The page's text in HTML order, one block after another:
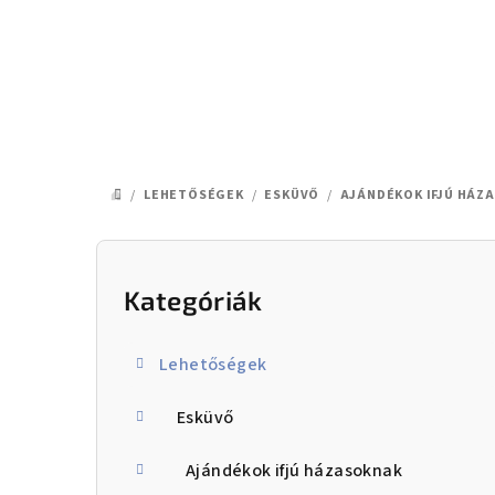
KEZDŐLAP
/ LEHETŐSÉGEK / ESKÜVŐ / AJÁNDÉKOK IFJÚ
Oldalsó panel
Kategóriák átugrása
Kategóriák
Lehetőségek
Esküvő
Ajándékok ifjú házasoknak